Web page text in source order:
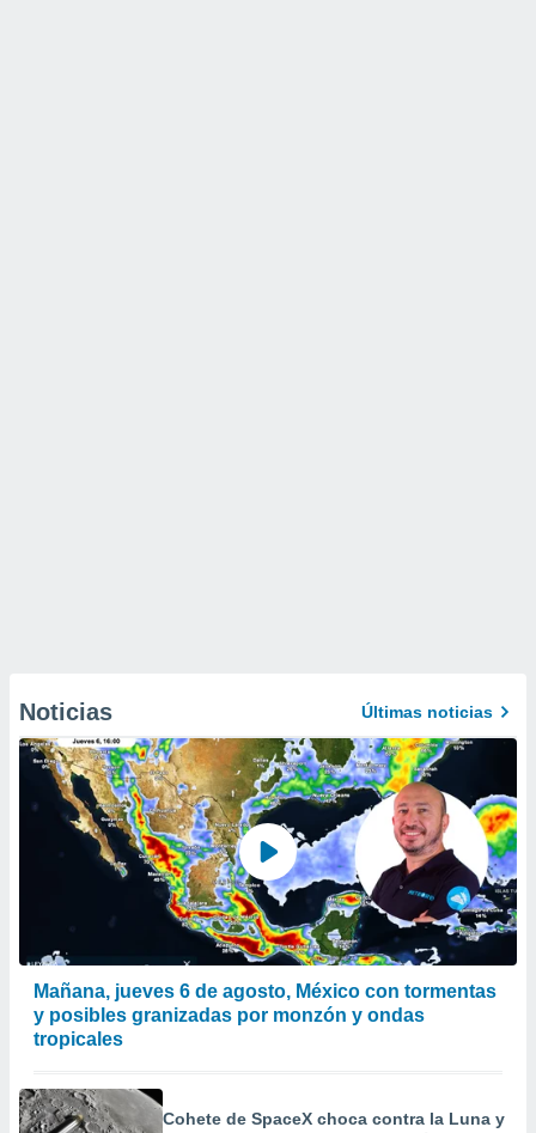
Noticias Últimas noticias
Mañana, jueves 6 de agosto, México con tormentas
y posibles granizadas por monzón y ondas
tropicales
Cohete de SpaceX choca contra la Luna y